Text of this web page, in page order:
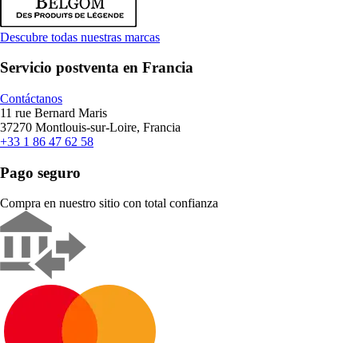
Descubre todas nuestras marcas
Servicio postventa en Francia
Contáctanos
11 rue Bernard Maris
37270 Montlouis-sur-Loire, Francia
+33 1 86 47 62 58
Pago seguro
Compra en nuestro sitio con total confianza